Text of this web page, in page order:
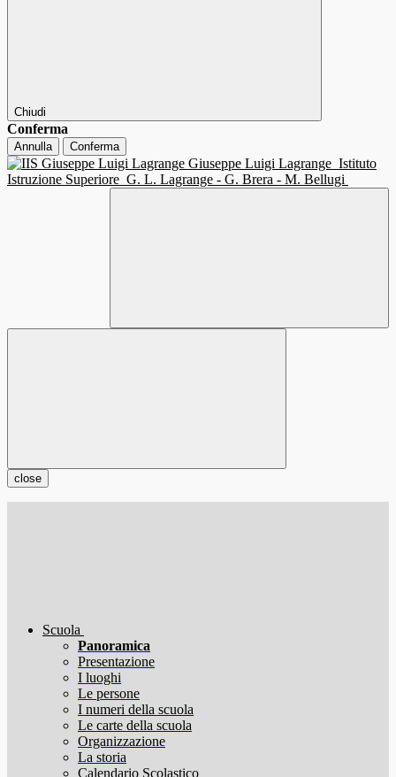
Chiudi
Conferma
Annulla Conferma
Giuseppe Luigi Lagrange Istituto
Istruzione Superiore G. L. Lagrange - G. Brera - M. Bellugi
close
Scuola
Panoramica
Presentazione
I luoghi
Le persone
I numeri della scuola
Le carte della scuola
Organizzazione
La storia
Calendario Scolastico